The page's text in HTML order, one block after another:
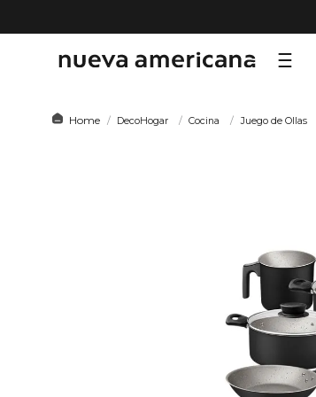
DecoHogar Cocina Juego de Ollas